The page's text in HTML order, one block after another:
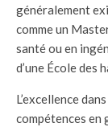
généralement
comme un
santé ou en
d’une École des
L’excellence
compétences en